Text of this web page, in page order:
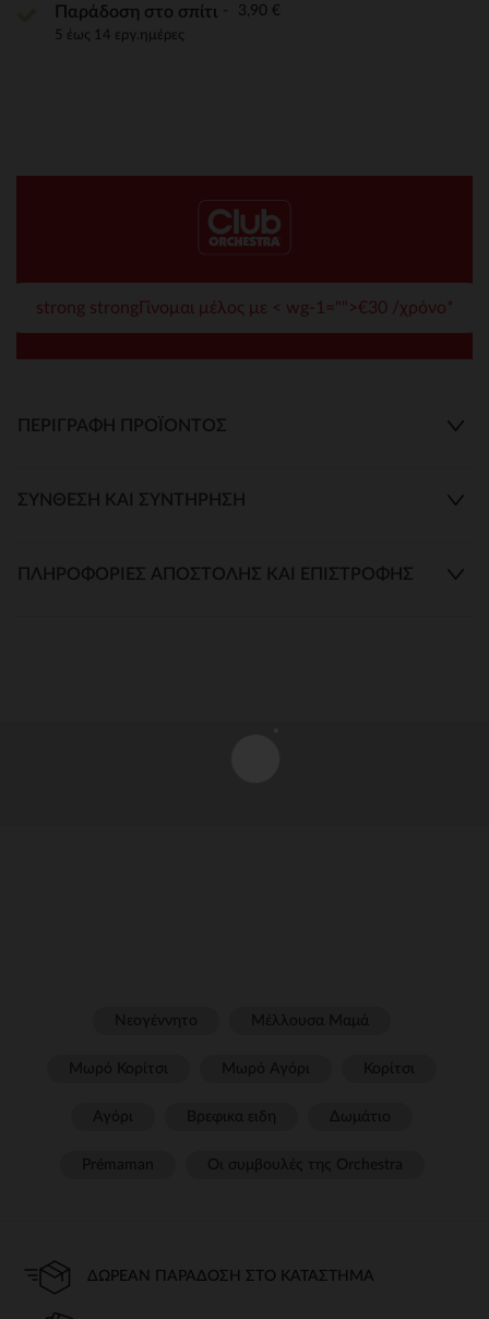
Παράδοση στο σπίτι 3,90 €
5 έως 14 εργ.ημέρες
strong strongΓίνομαι μέλος με < wg-1="">€30 /χρόνο*
ΠΕΡΙΓΡΑΦΉ ΠΡΟΪΌΝΤΟΣ
ΣΎΝΘΕΣΗ ΚΑΙ ΣΥΝΤΉΡΗΣΗ
ΠΛΗΡΟΦΟΡΊΕΣ ΑΠΟΣΤΟΛΉΣ ΚΑΙ ΕΠΙΣΤΡΟΦΉΣ
ΔΩΡΕΆΝ ΠΑΡΆΔΟΣΗ ΣΤΟ ΚΑΤΆΣΤΗΜΑ